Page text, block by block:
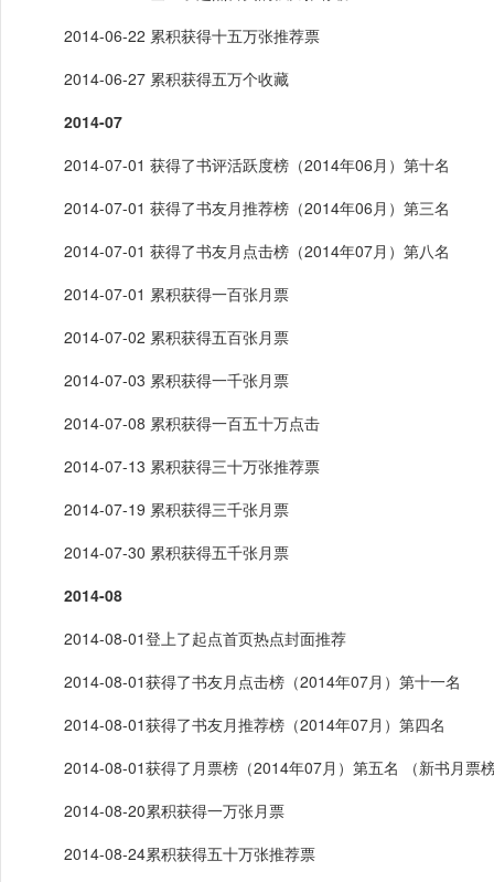
2014-06-22 累积获得十五万张推荐票
2014-06-27 累积获得五万个收藏
2014-07
2014-07-01 获得了书评活跃度榜（2014年06月）第十名
2014-07-01 获得了书友月推荐榜（2014年06月）第三名
2014-07-01 获得了书友月点击榜（2014年07月）第八名
2014-07-01 累积获得一百张月票
2014-07-02 累积获得五百张月票
2014-07-03 累积获得一千张月票
2014-07-08 累积获得一百五十万点击
2014-07-13 累积获得三十万张推荐票
2014-07-19 累积获得三千张月票
2014-07-30 累积获得五千张月票
2014-08
2014-08-01登上了起点首页热点封面推荐
2014-08-01获得了书友月点击榜（2014年07月）第十一名
2014-08-01获得了书友月推荐榜（2014年07月）第四名
2014-08-01获得了月票榜（2014年07月）第五名 （新书月票
2014-08-20累积获得一万张月票
2014-08-24累积获得五十万张推荐票